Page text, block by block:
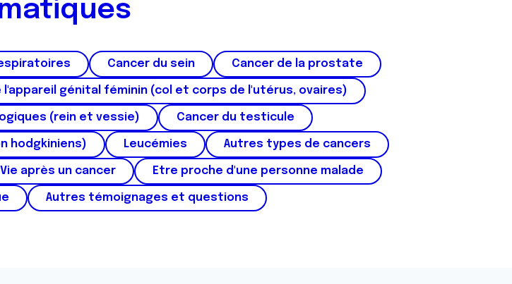
Cancer du sein Cancer de la prostate
l'appareil génital féminin (col et corps de l'utérus, ovaires)
(rein et vessie) Cancer du testicule
hodgkiniens) Leucémies Autres types de cancers
Vie après un cancer Etre proche d'une personne malade
Autres témoignages et questions